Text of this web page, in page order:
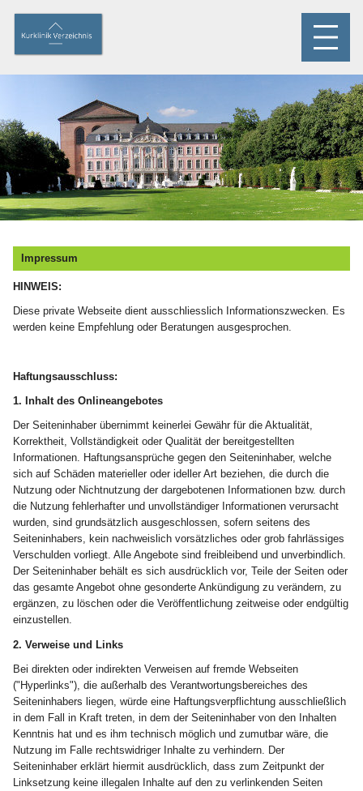
Impressum
HINWEIS:
Diese private Webseite dient ausschliesslich Informationszwecken. Es
werden keine Empfehlung oder Beratungen ausgesprochen.
Haftungsausschluss:
1. Inhalt des Onlineangebotes
Der Seiteninhaber übernimmt keinerlei Gewähr für die Aktualität,
Korrektheit, Vollständigkeit oder Qualität der bereitgestellten
Informationen. Haftungsansprüche gegen den Seiteninhaber, welche
sich auf Schäden materieller oder ideller Art beziehen, die durch die
Nutzung oder Nichtnutzung der dargebotenen Informationen bzw. durch
die Nutzung fehlerhafter und unvollständiger Informationen verursacht
wurden, sind grundsätzlich ausgeschlossen, sofern seitens des
Seiteninhabers, kein nachweislich vorsätzliches oder grob fahrlässiges
Verschulden vorliegt. Alle Angebote sind freibleibend und unverbindlich.
Der Seiteninhaber behält es sich ausdrücklich vor, Teile der Seiten oder
das gesamte Angebot ohne gesonderte Ankündigung zu verändern, zu
ergänzen, zu löschen oder die Veröffentlichung zeitweise oder endgültig
einzustellen.
2. Verweise und Links
Bei direkten oder indirekten Verweisen auf fremde Webseiten
("Hyperlinks"), die außerhalb des Verantwortungsbereiches des
Seiteninhabers liegen, würde eine Haftungsverpflichtung ausschließlich
in dem Fall in Kraft treten, in dem der Seiteninhaber von den Inhalten
Kenntnis hat und es ihm technisch möglich und zumutbar wäre, die
Nutzung im Falle rechtswidriger Inhalte zu verhindern. Der
Seiteninhaber erklärt hiermit ausdrücklich, dass zum Zeitpunkt der
Linksetzung keine illegalen Inhalte auf den zu verlinkenden Seiten